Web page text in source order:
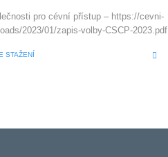
pro cévní přístup – https://cevni-
2023/01/zapis-volby-CSCP-2023.pdf
STAŽENÍ 